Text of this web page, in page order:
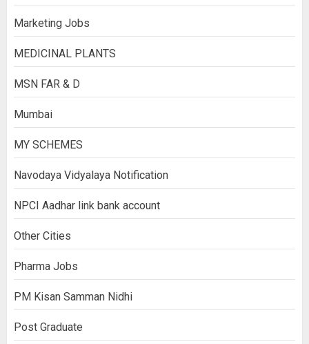
Marketing Jobs
MEDICINAL PLANTS
MSN FAR & D
Mumbai
MY SCHEMES
Navodaya Vidyalaya Notification
NPCI Aadhar link bank account
Other Cities
Pharma Jobs
PM Kisan Samman Nidhi
Post Graduate